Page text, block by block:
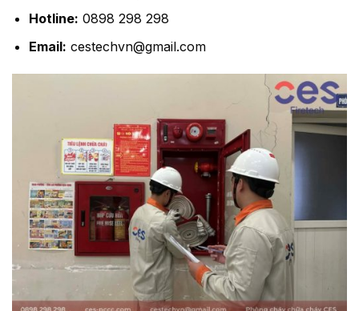
Hotline: 0898 298 298
Email: cestechvn@gmail.com